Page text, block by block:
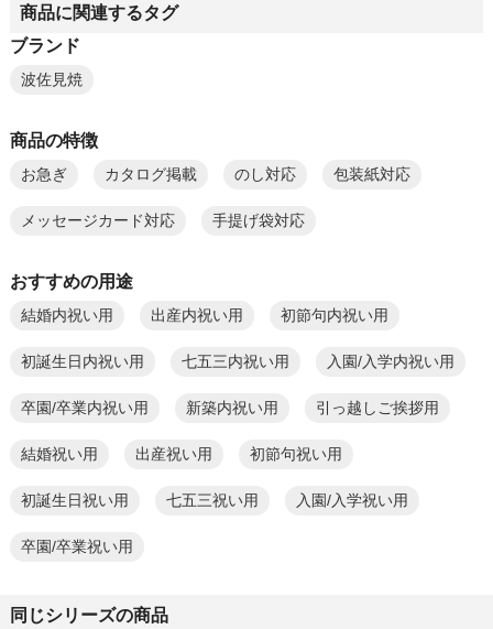
商品に関連するタグ
ブランド
波佐見焼
商品の特徴
お急ぎ カタログ掲載 のし対応 包装紙対応
メッセージカード対応 手提げ袋対応
おすすめの用途
結婚内祝い用 出産内祝い用 初節句内祝い用
初誕生日内祝い用 七五三内祝い用 入園/入学内祝い用
卒園/卒業内祝い用 新築内祝い用 引っ越しご挨拶用
結婚祝い用 出産祝い用 初節句祝い用
初誕生日祝い用 七五三祝い用 入園/入学祝い用
卒園/卒業祝い用
同じシリーズの商品